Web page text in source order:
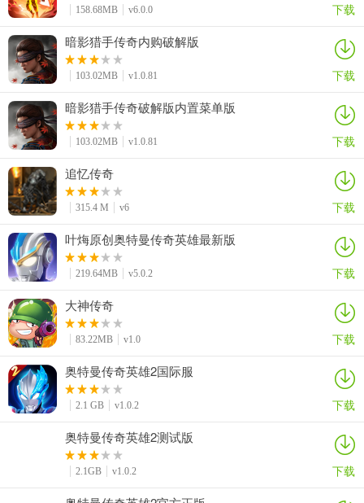
158.68MB v6.0.0 下载
暗影猎手传奇内购破解版
103.02MB v1.0.81 下载
暗影猎手传奇破解版内置菜单版
103.02MB v1.0.81 下载
追忆传奇
315.4 M v6 下载
叶烸原创奥特曼传奇英雄最新版
219.64MB v5.0.2 下载
大神传奇
83.22MB v1.0 下载
奥特曼传奇英雄2国际服
2.1 GB v1.0.2 下载
奥特曼传奇英雄2测试版
2.1GB v1.0.2 下载